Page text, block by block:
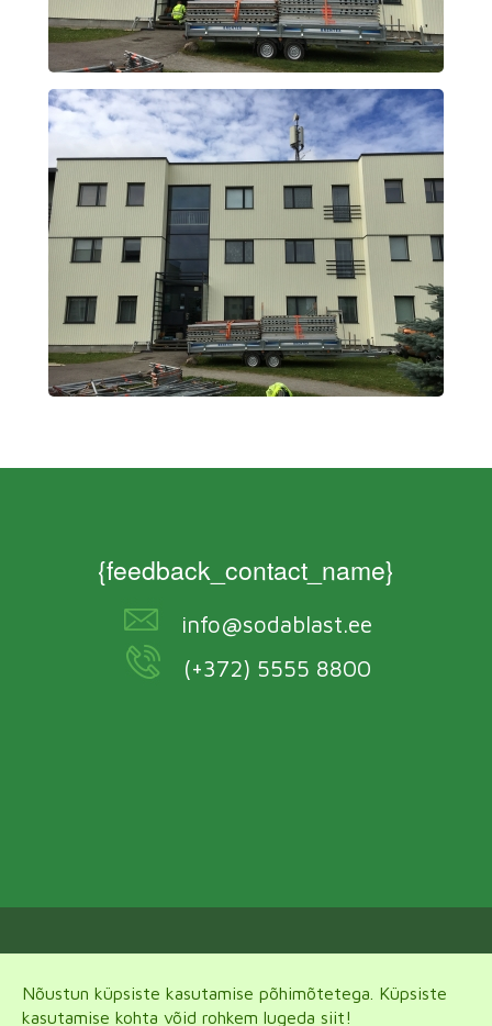
{feedback_contact_name}
info@sodablast.ee
(+372) 5555 8800
{footer_text}
Nõustun küpsiste kasutamise põhimõtetega. Küpsiste
kasutamise kohta võid rohkem lugeda siit!